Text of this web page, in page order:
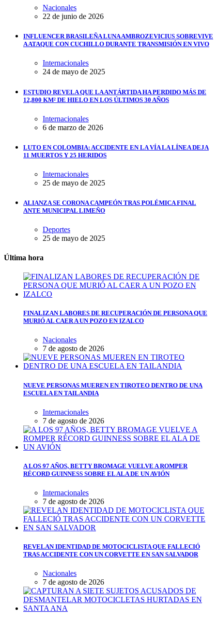
Nacionales
22 de junio de 2026
INFLUENCER BRASILEÑA LUNA AMBROZEVICIUS SOBREVIVE
A ATAQUE CON CUCHILLO DURANTE TRANSMISIÓN EN VIVO
Internacionales
24 de mayo de 2025
ESTUDIO REVELA QUE LA ANTÁRTIDA HA PERDIDO MÁS DE
12,800 KM² DE HIELO EN LOS ÚLTIMOS 30 AÑOS
Internacionales
6 de marzo de 2026
LUTO EN COLOMBIA: ACCIDENTE EN LA VÍA LA LÍNEA DEJA
11 MUERTOS Y 25 HERIDOS
Internacionales
25 de mayo de 2025
ALIANZA SE CORONA CAMPEÓN TRAS POLÉMICA FINAL
ANTE MUNICIPAL LIMEÑO
Deportes
25 de mayo de 2025
Última hora
FINALIZAN LABORES DE RECUPERACIÓN DE PERSONA QUE
MURIÓ AL CAER A UN POZO EN IZALCO
Nacionales
7 de agosto de 2026
NUEVE PERSONAS MUEREN EN TIROTEO DENTRO DE UNA
ESCUELA EN TAILANDIA
Internacionales
7 de agosto de 2026
A LOS 97 AÑOS, BETTY BROMAGE VUELVE A ROMPER
RÉCORD GUINNESS SOBRE EL ALA DE UN AVIÓN
Internacionales
7 de agosto de 2026
REVELAN IDENTIDAD DE MOTOCICLISTA QUE FALLECIÓ
TRAS ACCIDENTE CON UN CORVETTE EN SAN SALVADOR
Nacionales
7 de agosto de 2026